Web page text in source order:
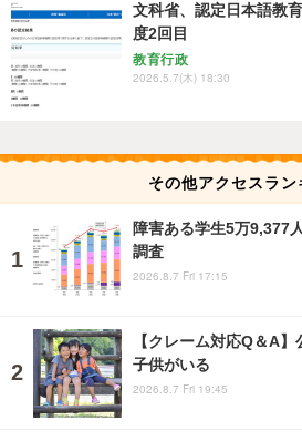
文科省、認定日本語教
度2回目
教育行政
2026.5.7(木) 18:30
その他アクセスラン
障害ある学生5万9,377
調査
2026.8.7 Fri 17:15
【クレーム対応Q＆A
子供がいる
2026.8.7 Fri 19:45